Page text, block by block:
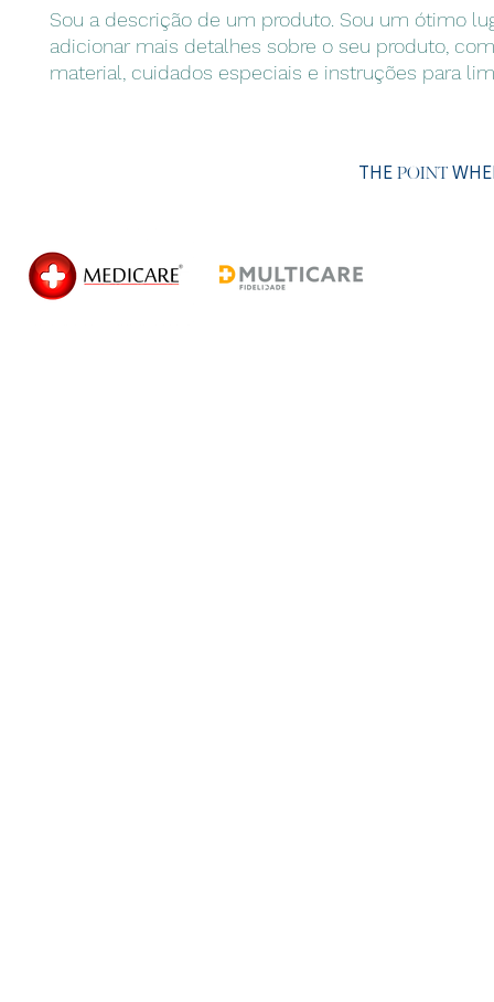
Sou a descrição de um produto. Sou um ótimo
adicionar mais detalhes sobre o seu produto,
material, cuidados especiais e instruções para
THE POINT